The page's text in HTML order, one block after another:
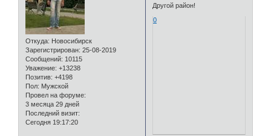
Откуда: Новосибирск
Зарегистрирован: 25-08-2019
Сообщений: 10115
Уважение: +13238
Позитив: +4198
Пол: Мужской
Провел на форуме:
3 месяца 29 дней
Последний визит:
Сегодня 19:17:20
Другой район!
0